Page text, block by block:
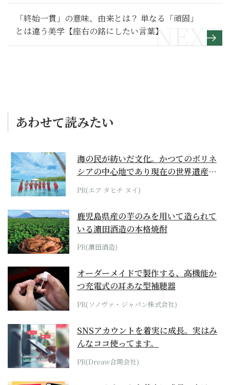
「終始一貫」の意味、由来とは？ 単なる「頑固」
とは違う美学【座右の銘にしたい言葉】
あわせて読みたい
海の民が紡いだ文化。かつてのポリネ
シアの中心地であり現在の世界遺産か
らみえてくる...
PR(エア タヒチ ヌイ)
鹿児島県産の芋のみを用いて造られて
いる濵田酒造の本格焼酎
PR(濵田酒造)
オーダーメイドで製作する、高機能か
つ充電式の耳あな型補聴器
PR(ソノヴァ・ジャパン株式会社)
SNSアカウントを着実に成長。実はみ
んなココ使ってます。
PR(Dreaw合同会社)